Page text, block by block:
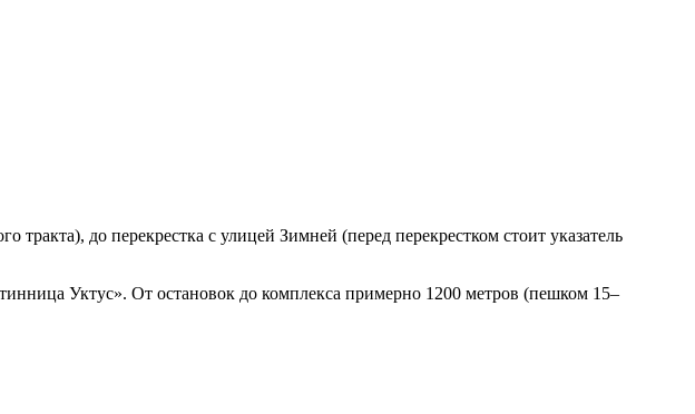
до перекрестка с улицей Зимней (перед перекрестком стоит указатель
Уктус». От остановок до комплекса примерно 1200 метров (пешком 15–